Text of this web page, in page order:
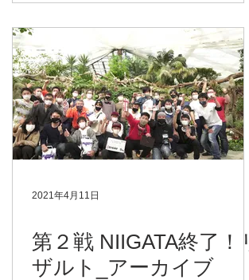
2021年4月11日
第２戦 NIIGATA終了！
ザルト_アーカイブ